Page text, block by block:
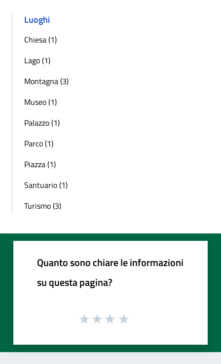
Luoghi
Chiesa (1)
Lago (1)
Montagna (3)
Museo (1)
Palazzo (1)
Parco (1)
Piazza (1)
Santuario (1)
Turismo (3)
Quanto sono chiare le informazioni
su questa pagina?